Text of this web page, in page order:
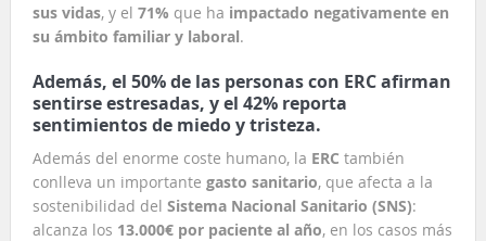
sus vidas, y el 71% que ha impactado negativamente en
su ámbito familiar y laboral.
Además, el 50% de las personas con ERC afirman
sentirse estresadas, y el 42% reporta
sentimientos de miedo y tristeza.
Además del enorme coste humano, la ERC también
conlleva un importante gasto sanitario, que afecta a la
sostenibilidad del Sistema Nacional Sanitario (SNS):
alcanza los 13.000€ por paciente al año, en los casos más